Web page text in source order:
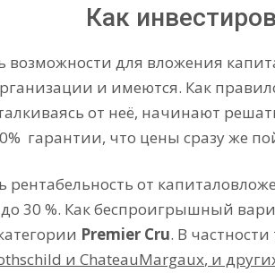
Как
возможности для вложения
и имеются. Как
от неё, начинают
гарантии, что цены сразу же
рентабельность от
до 30 %. Как беспроигрышный
Premier Cru. В
и ChateauMargaux, и